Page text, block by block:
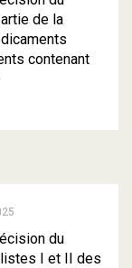
de la
contenant
du
I et II des